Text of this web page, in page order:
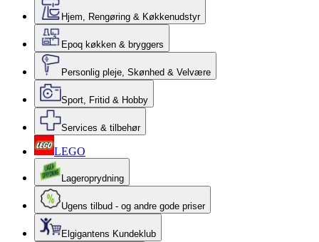
Hjem, Rengøring & Køkkenudstyr
Epoq køkken & bryggers
Personlig pleje, Skønhed & Velvære
Sport, Fritid & Hobby
Services & tilbehør
LEGO
Lageroprydning
Ugens tilbud - og andre gode priser
Elgigantens Kundeklub